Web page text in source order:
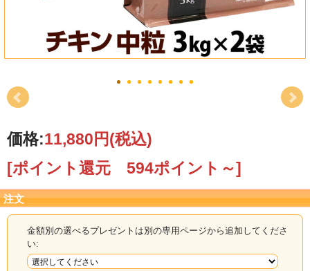
価格:11,880円(税込)
[ポイント還元 594ポイント～]
注文
金額別の選べるプレゼントは別の専用ページから追加してくださ
い: